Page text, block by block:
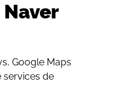
Google Maps
services de